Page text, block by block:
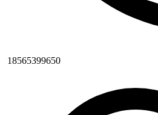
18565399650